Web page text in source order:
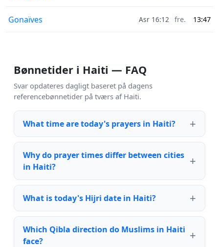
Gonaïves Asr 16:12 fre. 13:47
Bønnetider i Haiti — FAQ
Svar opdateres dagligt baseret på dagens
referencebønnetider på tværs af Haiti.
What time are today's prayers in Haiti?
Why do prayer times differ between cities
in Haiti?
What is today's Hijri date in Haiti?
Which Qibla direction do Muslims in Haiti
face?